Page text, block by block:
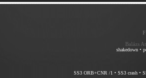
Balázs
shakedown•
SS3 ORB+CNR /1 • SS3 crash•